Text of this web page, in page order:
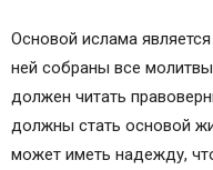
Молитвы для
Татарская молитва
Слушать онлайн
татарском языке
Молитвы (догалар)
Основой ислама
ней собраны все
должен читать
должны стать основой
может иметь надежду,